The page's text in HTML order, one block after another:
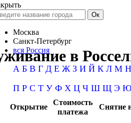
Москва
Санкт-Петербург
вся Россия
А Б В Г Д Е Ж З И Й К Л М Н
П Р С Т У Ф Х Ц Ч Ш Щ Э Ю
в
Открытие
Стоимость
платежа
Снятие